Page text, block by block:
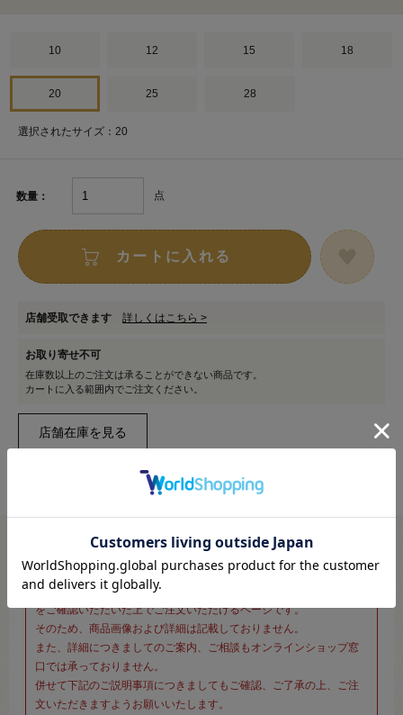
10 12 15 18
20 25 28
選択されたサイズ：20
数量： 点
カートに入れる
店舗受取できます 詳しくはこちら >
お取り寄せ不可
在庫数以上のご注文は承ることができない商品です。
カートに入る範囲内でご注文ください。
※新宿オカダヤ本店お取り扱い商品のご注文専用ページです※
こちらのページは、店頭にてあらかじめ商品詳細および商品コード
をご確認いただいた上でご注文いただけるページです。
そのため、商品画像および詳細は記載しておりません。
また、詳細につきましてのご案内、ご相談もオンラインショップ窓
口では承っておりません。
併せて下記のご説明事項につきましてもご確認、ご了承の上、ご注
文いただきますようお願いいたします。